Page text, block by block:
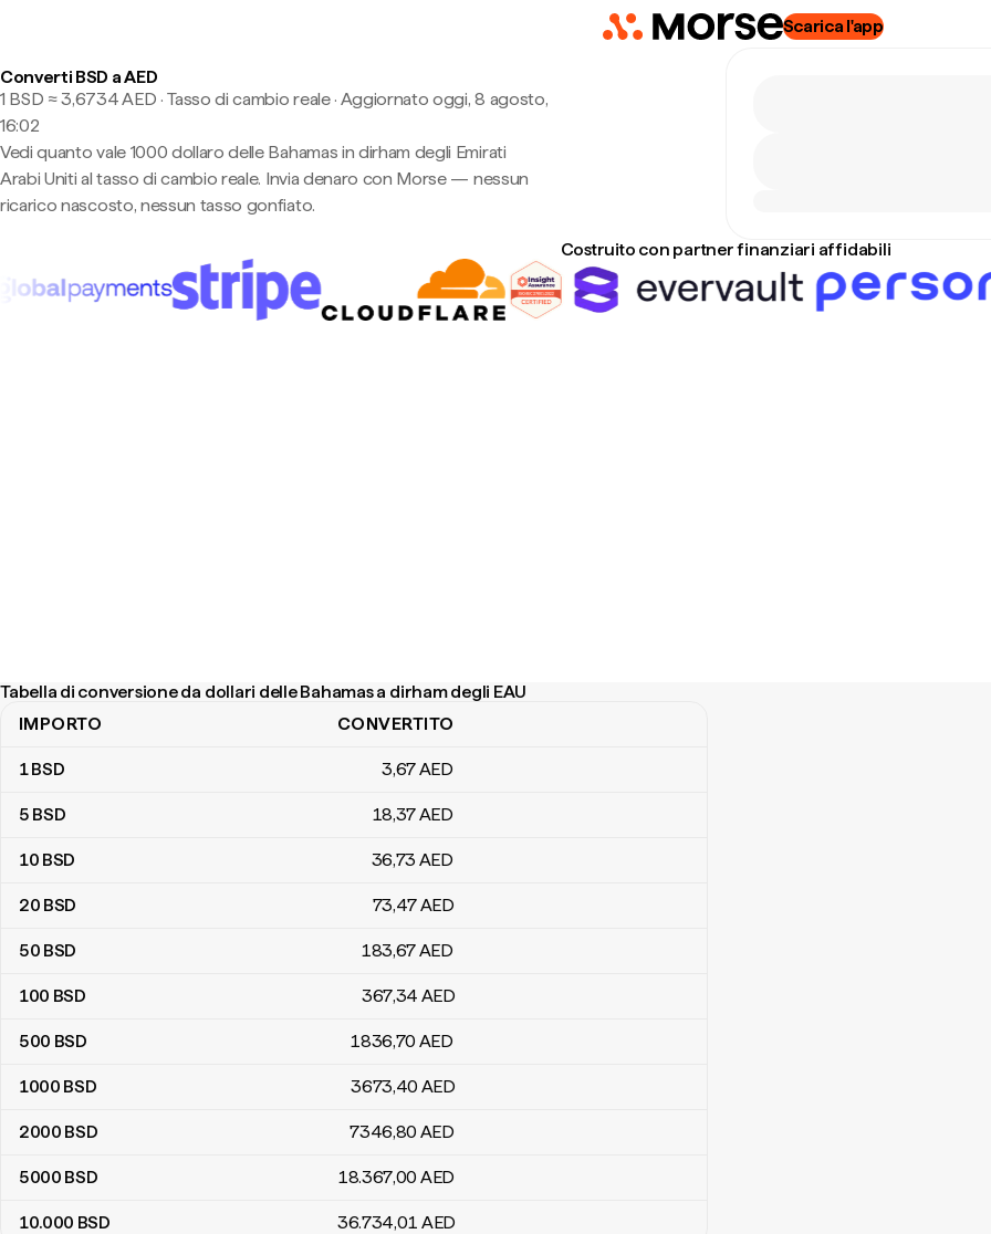
Scarica l'app
Converti BSD a AED
1 BSD ≈ 3,6734 AED · Tasso di cambio reale· Aggiornato oggi, 8 agosto,
16:02
Vedi quanto vale 1000 dollaro delle Bahamas in dirham degli Emirati
Arabi Uniti al tasso di cambio reale. Invia denaro con Morse — nessun
ricarico nascosto, nessun tasso gonfiato.
Costruito con partner finanziari affidabili
Tabella di conversione da dollari delle Bahamas a dirham degli EAU
Tabella di conversione da dollari delle Bahamas a dirham degli EAU
IMPORTO CONVERTITO
1BSD 3,67AED
5 BSD 18,37AED
10 BSD 36,73 AED
20 BSD 73,47AED
50 BSD 183,67AED
100 BSD 367,34 AED
500 BSD 1836,70 AED
1000 BSD 3673,40 AED
2000 BSD 7346,80 AED
5000 BSD 18.367,00 AED
10.000 BSD 36.734,01 AED